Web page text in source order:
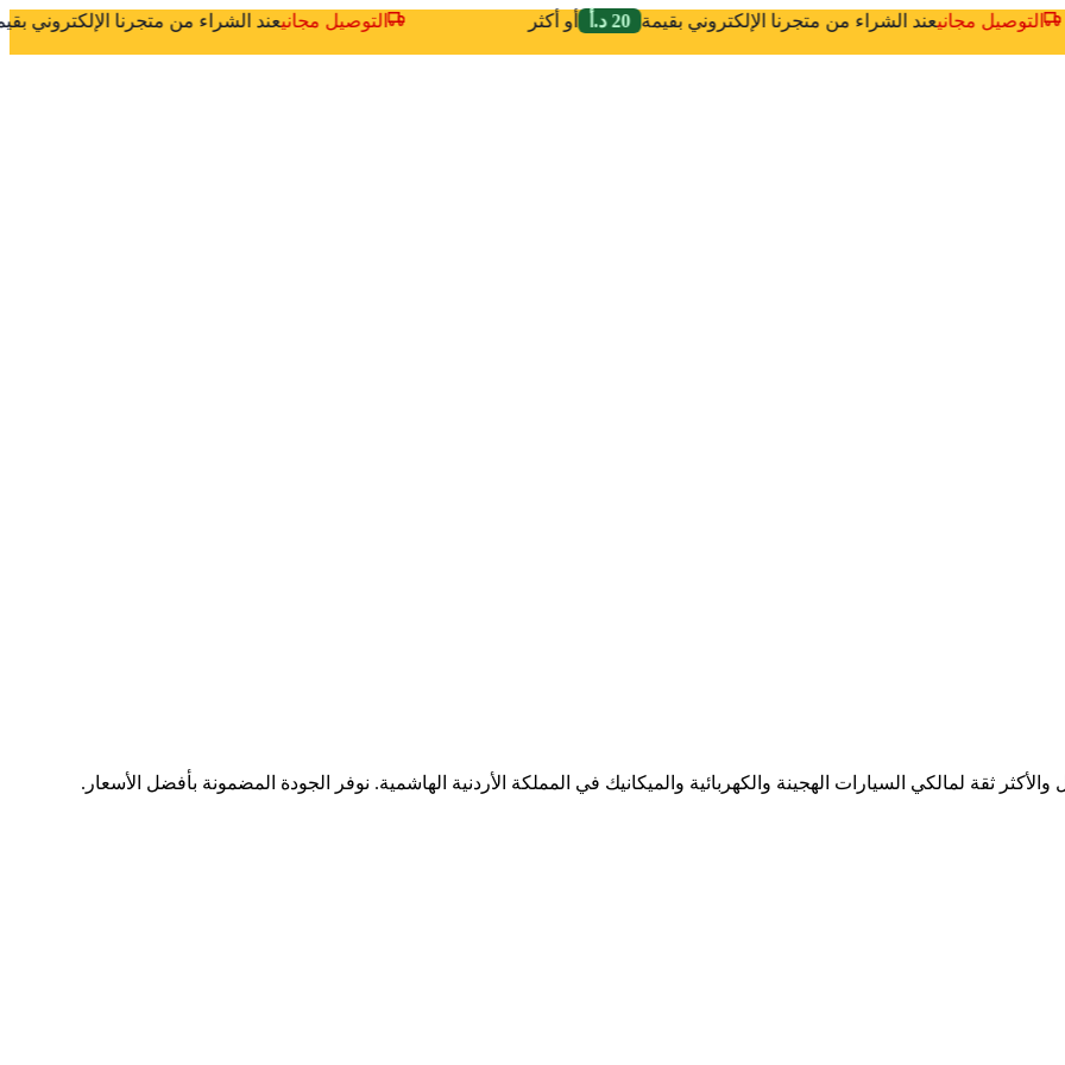
التوصيل مجانيعند الشراء من متجرنا الإلكتروني التوصيل مجانيعند الشراء من متجرنا الإلكتروني بقيمة 20 د.أ أو أكثر
ثقة لمالكي السيارات الهجينة والكهربائية والميكانيك في المملكة الأردنية الهاشمية. نوفر الجودة المضمونة بأفضل الأسعار.